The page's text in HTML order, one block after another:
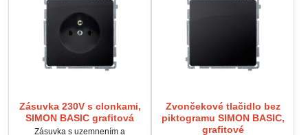
Zásuvka 230V s clonkami,
SIMON BASIC grafitová
Zásuvka s uzemnením a
Zvončekové tlačidlo bez
piktogramu SIMON BASIC,
grafitové